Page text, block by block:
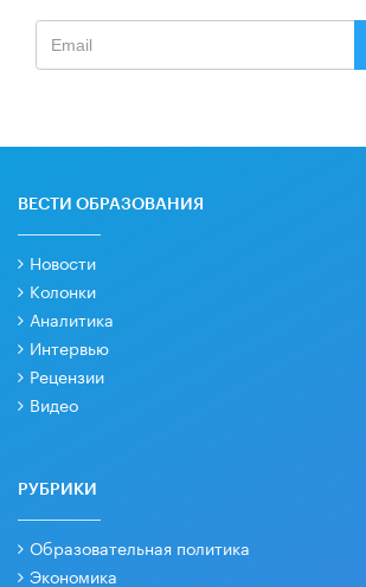
ВЕСТИ ОБРАЗОВАНИЯ
Новости
Колонки
Аналитика
Интервью
Рецензии
Видео
РУБРИКИ
Образовательная политика
Экономика